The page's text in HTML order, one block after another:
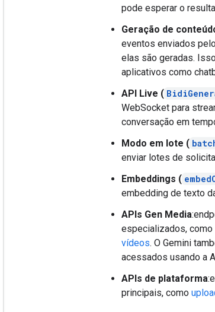
pode esperar o
Geração de
eventos enviados
elas são geradas.
aplicativos como
API Live (
WebSocket para
conversação em
Modo em lote (
enviar lotes de
Embeddings (
embedding de texto
APIs Gen Media
especializados, como
vídeos. O Gemini
acessados usando a
APIs de plataforma
principais, como